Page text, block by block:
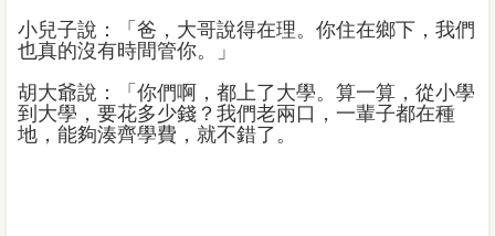
小兒子說：「爸，大哥說得在理。你住在鄉下，我們
也真的沒有時間管你。」
胡大爺說：「你們啊，都上了大學。算一算，從小學
到大學，要花多少錢？我們老兩口，一輩子都在種
地，能夠湊齊學費，就不錯了。